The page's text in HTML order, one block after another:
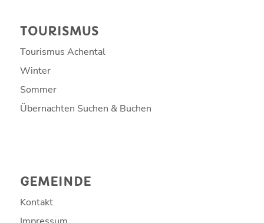
TOURISMUS
Tourismus Achental
Winter
Sommer
Übernachten Suchen & Buchen
GEMEINDE
Kontakt